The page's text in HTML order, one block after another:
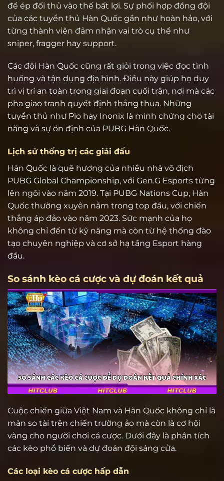
để ép đối thủ vào thế bất lợi. Sự phối hợp đồng đội
của các tuyển thủ Hàn Quốc gần như hoàn hảo, với
từng thành viên đảm nhận vai trò cụ thể như
sniper, fragger hay support.
Các đội Hàn Quốc cũng rất giỏi trong việc đọc tình
huống và tận dụng địa hình. Điều này giúp họ duy
trì vị trí an toàn trong giai đoạn cuối trận, nơi mà các
pha giao tranh quyết định thắng thua. Những
tuyển thủ như Pio hay Inonix là minh chứng cho tài
năng và sự ổn định của PUBG Hàn Quốc.
Lịch sử thống trị các giải đấu
Hàn Quốc là quê hương của nhiều nhà vô địch
PUBG Global Championship, với Gen.G Esports từng
lên ngôi vào năm 2019. Tại PUBG Nations Cup, Hàn
Quốc thường xuyên nằm trong top đầu, với chiến
thắng áp đảo vào năm 2023. Sức mạnh của họ
không chỉ đến từ kỹ năng mà còn từ hệ thống đào
tạo chuyên nghiệp và cơ sở hạ tầng Esport hàng
đầu.
So sánh kèo cá cược và dự đoán kết quả
Cuộc chiến giữa Việt Nam và Hàn Quốc không chỉ là
màn so tài trên chiến trường ảo mà còn là cơ hội
vàng cho người chơi cá cược. Dưới đây là phân tích
các kèo phổ biến và dự đoán đội sáng cửa.
Các loại kèo cá cược hấp dẫn